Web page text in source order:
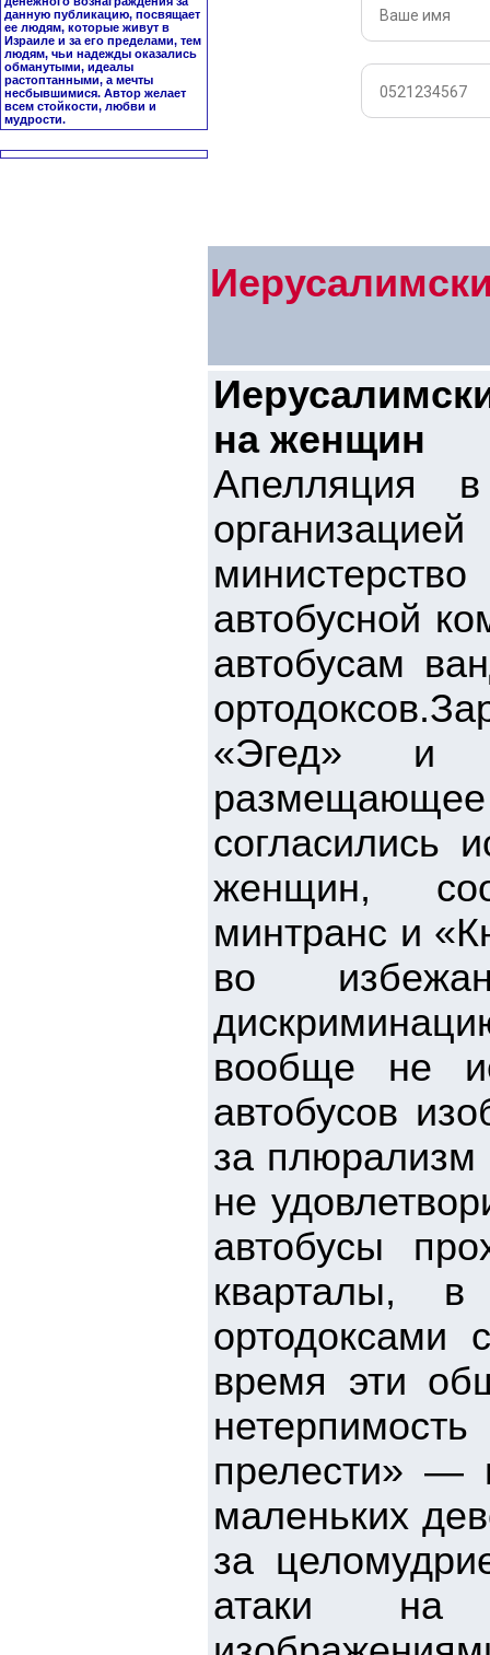
данную публикацию, посвящает
ее людям, которые живут в
Израиле и за его пределами, тем
людям, чьи надежды оказались
обманутыми, идеалы
растоптанными, а мечты
несбывшимися. Автор желает
всем стойкости, любви и
мудрости.
на женщин
Апелляция
автобусной
автобусам
«Эгед» и
согласились
женщин,
минтранс и
во
вообще не
автобусов
за
не
автобусы
кварталы,
ортодоксами
время эти
прелести» —
маленьких
за
атаки на